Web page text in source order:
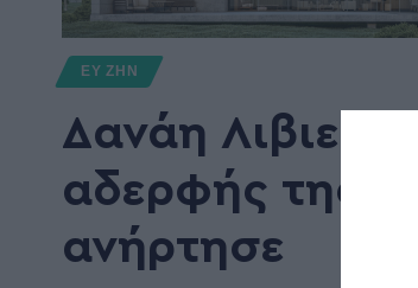
ΕΥ ΖΗΝ
Δανάη
αδερφής της,
ανήρτησε